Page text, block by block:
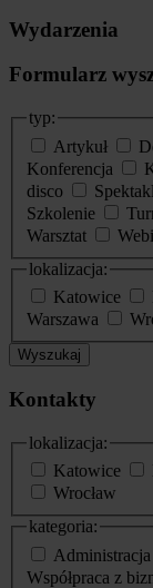
Wydarzenia
Formularz
typ:
Artykuł
Konferencja
disco
Spektakl
Szkolenie
Warsztat
lokalizacja:
Katowice
Warszawa
Wyszukaj
Kontakty
lokalizacja:
Katowice
Wrocław
kategoria:
Administracja
Współpraca z